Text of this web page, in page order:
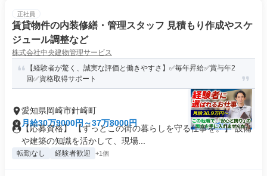
正社員
賃貸物件の内装修繕・管理スタッフ 見積もり作成やスケ
ジュール調整など
株式会社中央建物管理サービス
【経験者が驚く、誠実な評価と働きやすさ】✅毎年昇給✅賞与年2
回✅資格取得サポート
愛知県岡崎市針崎町
月給30万9000円～37万8000円
【応募資格】 【ずっとこの街の暮らしを守る仕事を。】 設備
や建築の知識を活かして、現場...
転勤なし 経験者歓迎 +1個